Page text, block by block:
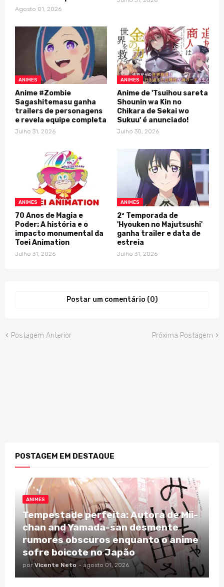
Agosto 01, 2026
ANIMES
Anime #Zombie
Sagashitemasu ganha
trailers de personagens
e revela equipe completa
Julho 31, 2026
ANIMES
Anime de 'Tsuihou sareta
Shounin wa Kin no
Chikara de Sekai wo
Sukuu' é anunciado!
Julho 30, 2026
ANIMES
70 Anos de Magia e
Poder: A história e o
impacto monumental da
Toei Animation
Julho 31, 2026
ANIMES
2ª Temporada de
'Hyouken no Majutsushi'
ganha trailer e data de
estreia
Julho 31, 2026
Postar um comentário (0)
Postagem Anterior Próxima Postagem
POSTAGEM EM DESTAQUE
ANIMES
Tempestade perfeita: Autora de Mii-
chan and Yamada-san desmente
rumores obscuros enquanto o anime
sofre boicote no Japão
por Vicente Neto - agosto 01, 2026